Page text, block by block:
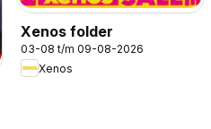
Xenos folder
03-08 t/m 09-08-2026
Xenos